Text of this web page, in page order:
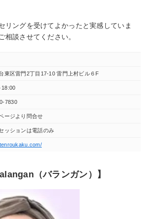
リングを受けてよかったと実感していま
相談させてください。
東区雷門2丁目17-10 雷門上村ビル６F
18:00
7830
ージより問合せ
ッションは電話のみ
（バランガン）】